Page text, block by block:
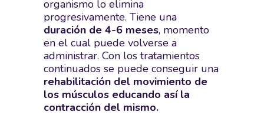
organismo lo elimina
progresivamente. Tiene una
duración de 4-6 meses, momento
en el cual puede volverse a
administrar. Con los tratamientos
continuados se puede conseguir una
rehabilitación del movimiento de
los músculos educando así la
contracción del mismo.